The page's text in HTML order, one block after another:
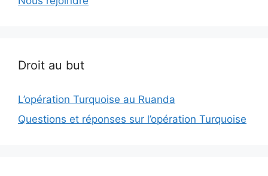
Droit au but
L’opération Turquoise au Ruanda
Questions et réponses sur l’opération Turquoise